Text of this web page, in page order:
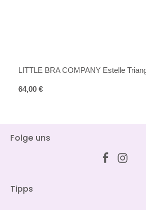
LITTLE BRA COMPANY Estelle
Regulärer Preis:
64,00 €
Folge uns
Tipps